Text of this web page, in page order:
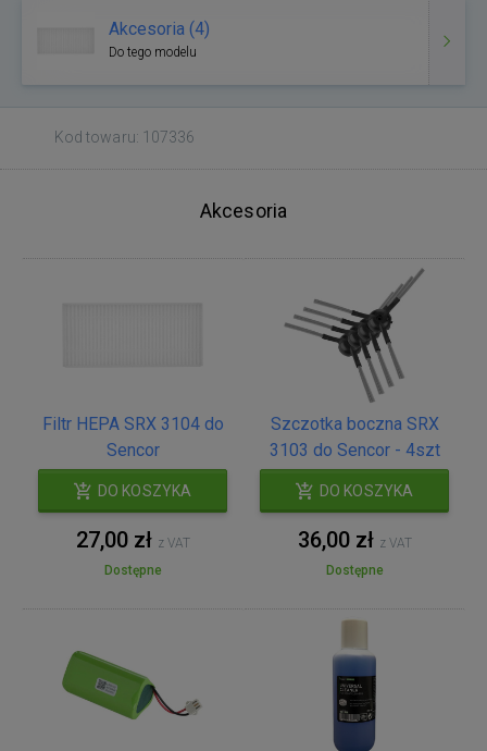
Akcesoria (4)
Do tego modelu
Kod towaru: 107336
Akcesoria
Filtr HEPA SRX 3104 do
Sencor
DO KOSZYKA
27,00 zł z VAT
Dostępne
Szczotka boczna SRX
3103 do Sencor - 4szt
DO KOSZYKA
36,00 zł z VAT
Dostępne